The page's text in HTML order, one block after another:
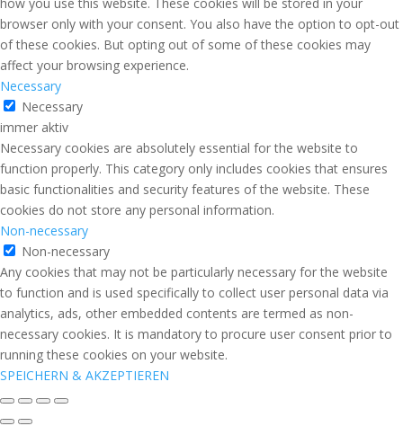
browser only with your consent. You also have the option to opt-out
of these cookies. But opting out of some of these cookies may
affect your browsing experience.
Necessary
Necessary
immer aktiv
Necessary cookies are absolutely essential for the website to
function properly. This category only includes cookies that ensures
basic functionalities and security features of the website. These
cookies do not store any personal information.
Non-necessary
Non-necessary
Any cookies that may not be particularly necessary for the website
to function and is used specifically to collect user personal data via
analytics, ads, other embedded contents are termed as non-
necessary cookies. It is mandatory to procure user consent prior to
running these cookies on your website.
SPEICHERN & AKZEPTIEREN